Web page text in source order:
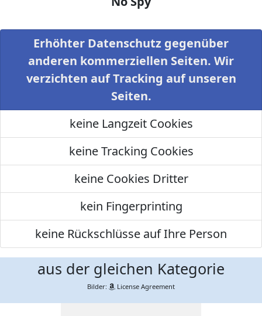
Erhöhter Datenschutz gegenüber
anderen kommerziellen Seiten. Wir
verzichten auf Tracking auf unseren
Seiten.
keine Langzeit Cookies
keine Tracking Cookies
keine Cookies Dritter
kein Fingerprinting
keine Rückschlüsse auf Ihre Person
aus der gleichen Kategorie
Bilder: License Agreement